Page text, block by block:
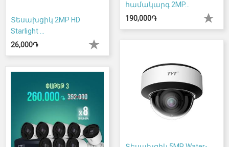
համակարգ 2MP...
190,000֏
Տեսախցիկ 2MP HD
Starlight ...
26,000֏